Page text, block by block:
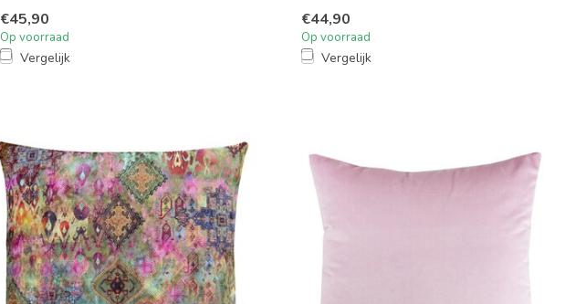
€45,90
Op voorraad
Vergelijk
€44,90
Op voorraad
Vergelijk